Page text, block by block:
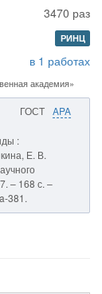
3470 раз
РИНЦ
в 1 работах
академия»
ГОСТ APA
:
Е. В.
– 168 с. –
381.